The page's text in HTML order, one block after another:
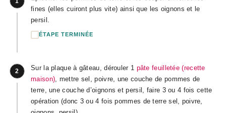
fines (elles cuiront plus vite) ainsi que les oignons et le
persil.
ÉTAPE TERMINÉE
2 Sur la plaque à gâteau, dérouler 1 pâte feuilletée (recette
maison) , mettre sel, poivre, une couche de pommes de
terre, une couche d’oignons et persil, faire 3 ou 4 fois cette
opération (donc 3 ou 4 fois pommes de terre sel, poivre,